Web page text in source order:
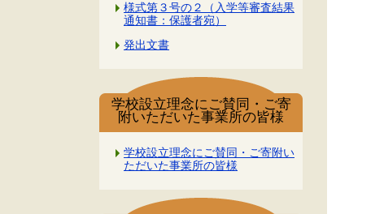
様式第３号の２（入学等審査結果
通知書：保護者宛）
発出文書
学校設立理念にご賛同・ご寄
附いただいた事業所の皆様
学校設立理念にご賛同・ご寄附い
ただいた事業所の皆様